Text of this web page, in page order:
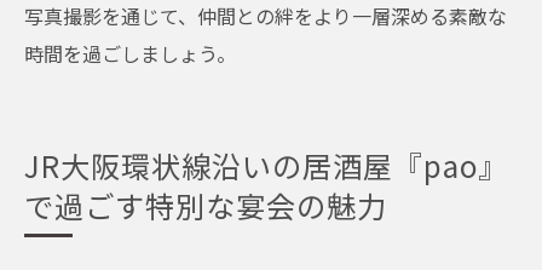
写真撮影を通じて、仲間との絆をより一層深める素敵な
時間を過ごしましょう。
JR大阪環状線沿いの居酒屋『pao』
で過ごす特別な宴会の魅力